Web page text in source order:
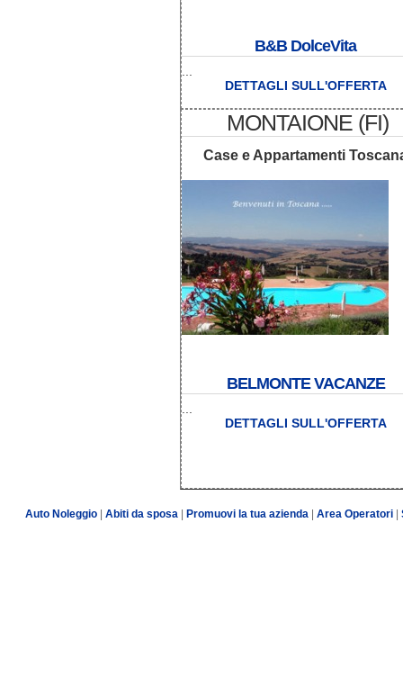
B&B DolceVita
DETTAGLI SULL'OFFERTA
MONTAIONE (FI)
Case e Appartamenti
BELMONTE VACANZE
DETTAGLI SULL'OFFERTA
Auto Noleggio Abiti da sposa Promuovi la tua azienda Area Operatori